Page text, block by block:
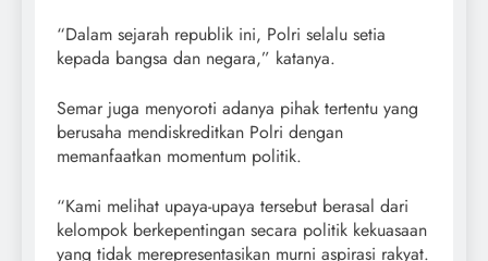
“Dalam sejarah republik ini, Polri selalu setia
kepada bangsa dan negara,” katanya.
Semar juga menyoroti adanya pihak tertentu yang
berusaha mendiskreditkan Polri dengan
memanfaatkan momentum politik.
“Kami melihat upaya-upaya tersebut berasal dari
kelompok berkepentingan secara politik kekuasaan
yang tidak merepresentasikan murni aspirasi rakyat.